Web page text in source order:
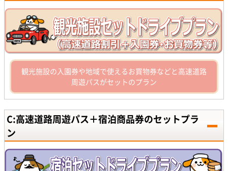
観光施設の入園券や地域で使えるお買物券などと高速道路
周遊パスがセットのプラン
C:高速道路周遊パス＋宿泊商品券のセットプラ
ン